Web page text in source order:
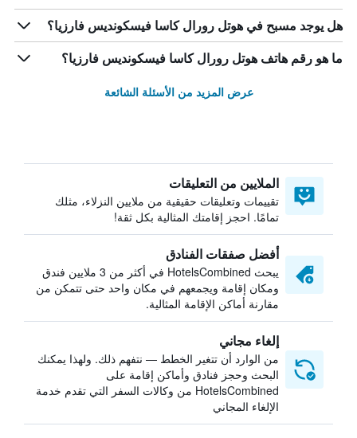
هل يوجد مسبح في هوتل رورال كاسا فيسكونديس فارزيا؟
ما هو رقم هاتف هوتل رورال كاسا فيسكونديس فارزيا؟
عرض المزيد من الأسئلة الشائعة
الملايين من التعليقات
تقييمات وتعليقات حقيقية من ملايين النزلاء، مثلك
تمامًا. احجز إقامتك المثالية بكل ثقة!
أفضل صفقات الفنادق
يبحث HotelsCombined في أكثر من 3 ملايين فندق
ومكان إقامة ويجمعهم في مكان واحد حتى تتمكن من
مقارنة أماكن الإقامة المثالية.
إلغاء مجاني
من الوارد أن تتغير الخطط — نتفهم ذلك. ولهذا يمكنك
البحث وحجز فنادق وأماكن إقامة على
HotelsCombined من وكالات السفر التي تقدم خدمة
الإلغاء المجاني